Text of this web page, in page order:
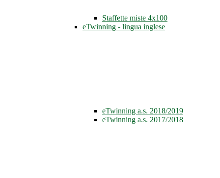
Staffette miste 4x100
eTwinning - lingua inglese
eTwinning a.s. 2018/2019
eTwinning a.s. 2017/2018